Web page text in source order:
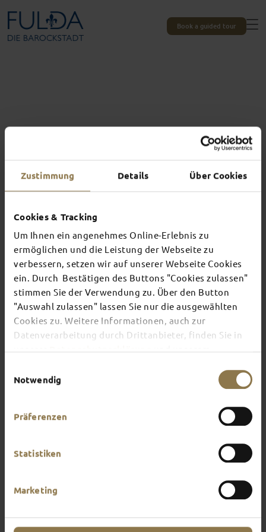
Zustimmung Details Über Cookies
Cookies & Tracking
Um Ihnen ein angenehmes Online-Erlebnis zu
ermöglichen und die Leistung der Webseite zu
verbessern, setzen wir auf unserer Webseite Cookies
ein. Durch Bestätigen des Buttons "Cookies zulassen"
stimmen Sie der Verwendung zu. Über den Button
"Auswahl zulassen" lassen Sie nur die ausgewählten
Cookies zu. Weitere Informationen, auch zur
Datenverarbeitung durch Drittanbieter, finden Sie in
Notwendig
Präferenzen
Statistiken
Marketing
Book a guided tour
Experiences unique to Fulda
TOP EVENTS
There's always something going on in Fulda:
whether it's a concert, a musical, a fun-filled
guided tour or a theatre performance – this is the